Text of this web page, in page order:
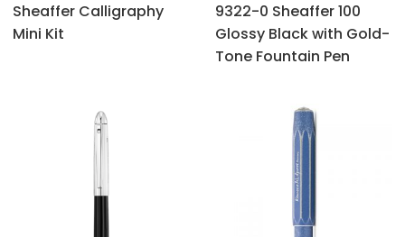
Sheaffer Calligraphy
Mini Kit
9322-0 Sheaffer 100
Glossy Black with Gold-
Tone Fountain Pen